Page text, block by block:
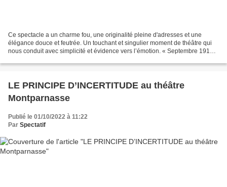
Ce spectacle a un charme fou, une originalité pleine d'adresses et une
élégance douce et feutrée. Un touchant et singulier moment de théâtre qui
nous conduit avec simplicité et évidence vers l’émotion. « Septembre 1910.
LE PRINCIPE D’INCERTITUDE au théâtre
Montparnasse
Publié le 01/10/2022 à 11:22
Par Spectatif